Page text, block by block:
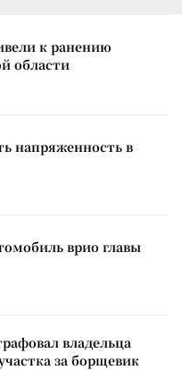
к ранению
области
напряженность в
врио главы
владельца
за борщевик